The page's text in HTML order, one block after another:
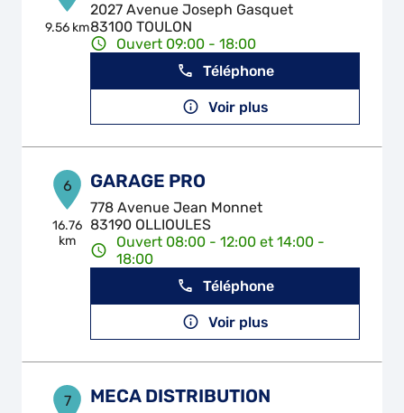
9.56 km
2027 Avenue Joseph Gasquet
83100 TOULON
Ouvert 09:00 - 18:00
Téléphone
Voir plus
6
16.76
km
GARAGE PRO
778 Avenue Jean Monnet
83190 OLLIOULES
Ouvert 08:00 - 12:00 et 14:00 -
18:00
Téléphone
Voir plus
7 MECA DISTRIBUTION